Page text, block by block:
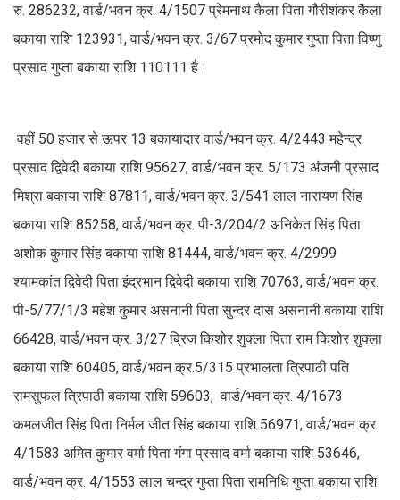
रु. 286232, वार्ड/भवन क्र. 4/1507 प्रेमनाथ कैला पिता गौरीशंकर कैला
बकाया राशि 123931, वार्ड/भवन क्र. 3/67 प्रमोद कुमार गुप्ता पिता विष्णु
प्रसाद गुप्ता बकाया राशि 110111 है।
वहीं 50 हजार से ऊपर 13 बकायादार वार्ड/भवन क्र. 4/2443 महेन्द्र
प्रसाद द्विवेदी बकाया राशि 95627, वार्ड/भवन क्र. 5/173 अंजनी प्रसाद
मिश्रा बकाया राशि 87811, वार्ड/भवन क्र. 3/541 लाल नारायण सिंह
बकाया राशि 85258, वार्ड/भवन क्र. पी-3/204/2 अनिकेत सिंह पिता
अशोक कुमार सिंह बकाया राशि 81444, वार्ड/भवन क्र. 4/2999
श्यामकांत द्विवेदी पिता इंद्रभान द्विवेदी बकाया राशि 70763, वार्ड/भवन क्र.
पी-5/77/1/3 महेश कुमार असनानी पिता सुन्दर दास असनानी बकाया राशि
66428, वार्ड/भवन क्र. 3/27 ब्रिज किशोर शुक्ला पिता राम किशोर शुक्ला
बकाया राशि 60405, वार्ड/भवन क्र.5/315 प्रभालता त्रिपाठी पति
रामसुफल त्रिपाठी बकाया राशि 59603, वार्ड/भवन क्र. 4/1673
कमलजीत सिंह पिता निर्मल जीत सिंह बकाया राशि 56971, वार्ड/भवन क्र.
4/1583 अमित कुमार वर्मा पिता गंगा प्रसाद वर्मा बकाया राशि 53646,
वार्ड/भवन क्र. 4/1553 लाल चन्द्र गुप्ता पिता रामनिधि गुप्ता बकाया राशि